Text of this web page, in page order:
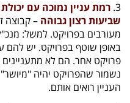
3. רמת עניין נמוכה עם
שביעות רצון גבוהה – קבוצה
מעורבים בפרויקט. למשל:
באופן שוטף בפרויקט. יש להם
פרויקט אחר. הם לא
נשמור שהפרויקט יהיה
העניין רואים אותם.